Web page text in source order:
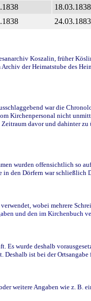
18.03.1838
24.03.1883
Koszalin, früher
der Heimatstube des
war die
Kirchenpersonal nicht
davor und dahinter
wurden offensichtlich so
in den Dörfern war
wobei mehrere
und den im Kirchenbuch
wurde deshalb
ist bei der
weitere Angaben wie z. B.